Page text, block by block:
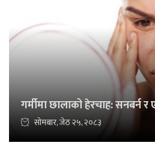
गर्मीमा छालाको हेरचाह: सनबर्न र
सोमबार, जेठ २५, २०८३